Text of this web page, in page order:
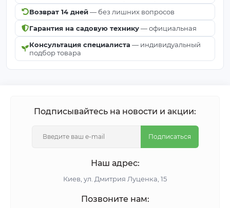
Возврат 14 дней— без лишних вопросов
Гарантия на садовую технику— официальная
Консультация специалиста — индивидуальный
подбор товара
Подписывайтесь на новости и акции:
Подписаться
Наш адрес:
Киeв, ул. Дмитрия Луценка, 15
Позвоните нам: